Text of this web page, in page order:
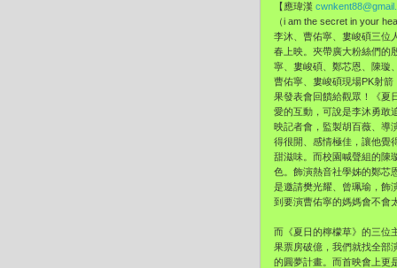
【應瑋漢
（i am the secret in your
李沐、曹佑寧、婁峻碩三位
春上映。 夾帶廣大粉絲們的
寧、 婁峻碩、鄭芯恩、陳璇
曹佑寧、婁峻碩現場PK射箭
果發表會回饋給觀眾！《夏
愛的互動， 可說是李沐勇敢
映記者會，監製胡百薇、 導
得很開、 感情極佳，讓他覺
甜滋味。而校園喊聲組的陳
色。 飾演熱音社學姊的鄭芯
是邀請樊光耀、曾珮瑜， 飾
到要演曹佑寧的媽媽會不會
而《夏日的檸檬草》的三位
果票房破億，我們就找全部
的圓夢計畫。 而首映會上更